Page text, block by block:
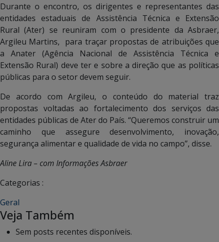
Durante o encontro, os dirigentes e representantes das
entidades estaduais de Assistência Técnica e Extensão
Rural (Ater) se reuniram com o presidente da Asbraer,
Argileu Martins, para traçar propostas de atribuições que
a Anater (Agência Nacional de Assistência Técnica e
Extensão Rural) deve ter e sobre a direção que as políticas
públicas para o setor devem seguir.
De acordo com Argileu, o conteúdo do material traz
propostas voltadas ao fortalecimento dos serviços das
entidades públicas de Ater do País. “Queremos construir um
caminho que assegure desenvolvimento, inovação,
segurança alimentar e qualidade de vida no campo”, disse.
Aline Lira – com Informações Asbraer
Categorias :
Geral
Veja Também
Sem posts recentes disponíveis.